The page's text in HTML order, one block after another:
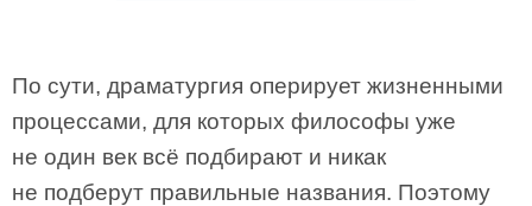
По сути, драматургия оперирует жизненными
процессами, для которых философы уже
не один век всё подбирают и никак
не подберут правильные названия. Поэтому